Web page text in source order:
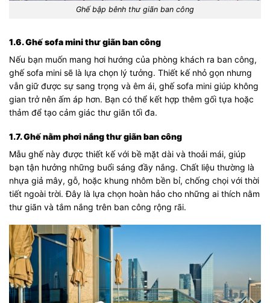
Ghế bập bênh thư giãn ban công
1.6. Ghế sofa mini thư giãn ban công
Nếu bạn muốn mang hơi hướng của phòng khách ra ban công,
ghế sofa mini sẽ là lựa chọn lý tưởng. Thiết kế nhỏ gọn nhưng
vẫn giữ được sự sang trọng và êm ái, ghế sofa mini giúp không
gian trở nên ấm áp hơn. Bạn có thể kết hợp thêm gối tựa hoặc
thảm để tạo cảm giác thư giãn tối đa.
1.7. Ghế nằm phơi nắng thư giãn ban công
Mẫu ghế này được thiết kế với bề mặt dài và thoải mái, giúp
bạn tận hưởng những buổi sáng đầy nắng. Chất liệu thường là
nhựa giả mây, gỗ, hoặc khung nhôm bền bỉ, chống chọi với thời
tiết ngoài trời. Đây là lựa chọn hoàn hảo cho những ai thích nằm
thư giãn và tắm nắng trên ban công rộng rãi.